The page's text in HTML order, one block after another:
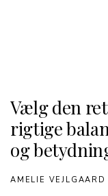
Vælg den
rigtige
og
AMELIE VEJLGAARD